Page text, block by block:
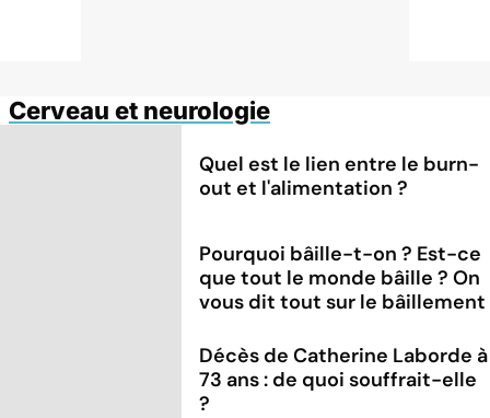
Cerveau et neurologie
Quel est le lien entre le burn-
out et l'alimentation ?
Pourquoi bâille-t-on ? Est-ce
que tout le monde bâille ? On
vous dit tout sur le bâillement
Décès de Catherine Laborde à
73 ans : de quoi souffrait-elle
?